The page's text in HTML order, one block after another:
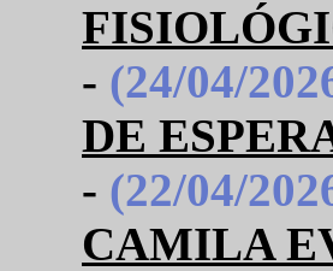
- (24/04/
DE
- (22/04/
CAMILA